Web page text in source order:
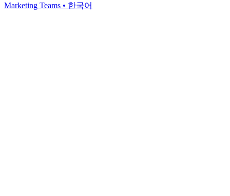
Marketing Teams • 한국어